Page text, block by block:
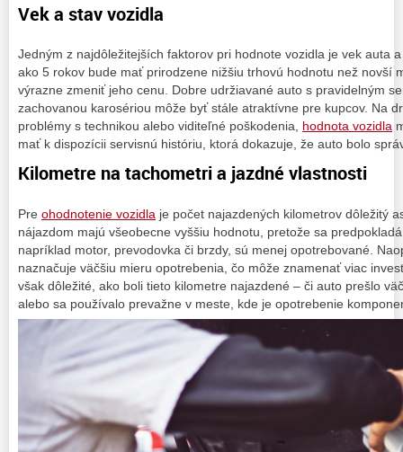
Vek a stav vozidla
Jedným z najdôležitejších faktorov pri hodnote vozidla je vek auta
ako 5 rokov bude mať prirodzene nižšiu trhovú hodnotu než novší
výrazne zmeniť jeho cenu. Dobre udržiavané auto s pravidelným
zachovanou karosériou môže byť stále atraktívne pre kupcov. Na
problémy s technikou alebo viditeľné poškodenia, hodnota vozidla
mať k dispozícii servisnú históriu, ktorá dokazuje, že auto bolo
Kilometre na tachometri a jazdné vlastnosti
Pre ohodnotenie vozidla je počet najazdených kilometrov dôležitý
nájazdom majú všeobecne vyššiu hodnotu, pretože sa
napríklad motor, prevodovka či brzdy, sú menej opotrebované.
naznačuje väčšiu mieru opotrebenia, čo môže znamenať viac
však dôležité, ako boli tieto kilometre najazdené – či auto prešlo
alebo sa používalo prevažne v meste, kde je opotrebenie